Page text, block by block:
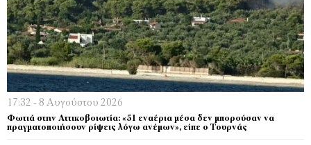
17:32 - 8 Αυγούστου 2026
Φωτιά στην Αττικοβοιωτία: «51 εναέρια μέσα δεν μπορούσαν να
πραγματοποιήσουν ρίψεις λόγω ανέμων», είπε ο Τουρνάς